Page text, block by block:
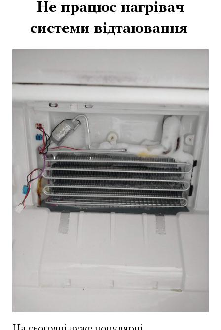
Не працює нагрівач
системи відтаювання